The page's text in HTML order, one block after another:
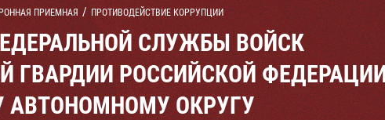
ПРИЕМНАЯ ПРОТИВОДЕЙСТВИЕ КОРРУПЦИИ
СЛУЖБЫ ВОЙСК
ГВАРДИИ РОССИЙСКОЙ
АВТОНОМНОМУ ОКРУГУ